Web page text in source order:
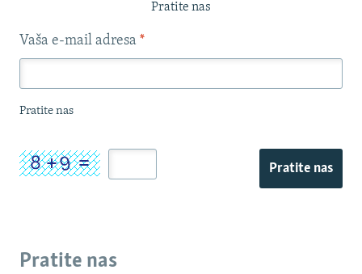
Pratite nas
Vaša e-mail adresa *
Pratite nas
Pratite nas
Pratite nas